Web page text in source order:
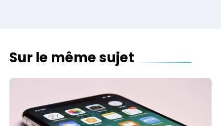
Sur le même sujet